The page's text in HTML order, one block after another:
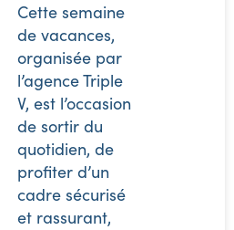
Cette semaine
de vacances,
organisée par
l’agence Triple
V, est l’occasion
de sortir du
quotidien, de
profiter d’un
cadre sécurisé
et rassurant,